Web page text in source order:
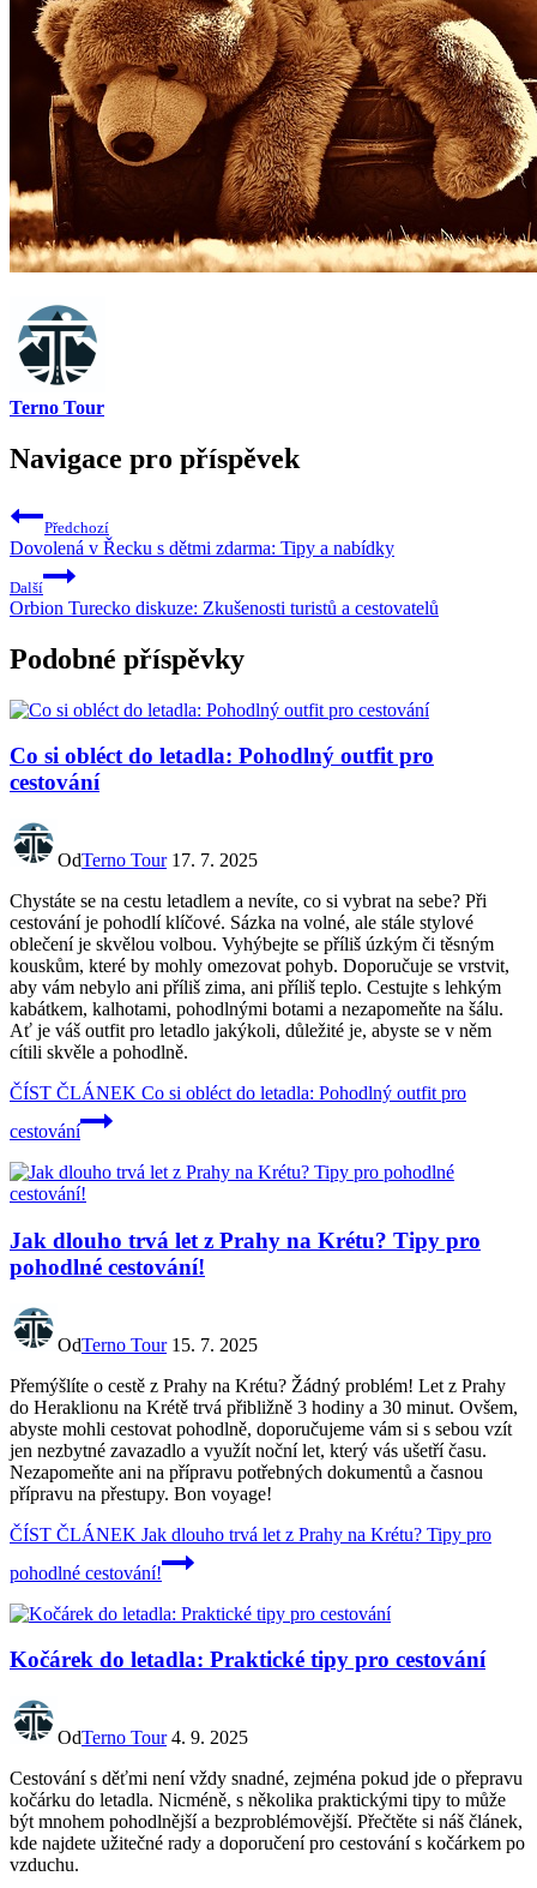
Terno Tour
Navigace pro příspěvek
Předchozí
Dovolená v Řecku s dětmi zdarma: Tipy a nabídky
Další
Orbion Turecko diskuze: Zkušenosti turistů a cestovatelů
Podobné příspěvky
Co si obléct do letadla: Pohodlný outfit pro
cestování
OdTerno Tour 17. 7. 2025
Chystáte se na cestu letadlem a nevíte, co si vybrat na sebe? Při
cestování je pohodlí klíčové. Sázka na volné, ale stále stylové
oblečení je skvělou volbou. Vyhýbejte se příliš úzkým či těsným
kouskům, které by mohly omezovat pohyb. Doporučuje se vrstvit,
aby vám nebylo ani příliš zima, ani příliš teplo. Cestujte s lehkým
kabátkem, kalhotami, pohodlnými botami a nezapomeňte na šálu.
Ať je váš outfit pro letadlo jakýkoli, důležité je, abyste se v něm
cítili skvěle a pohodlně.
ČÍST ČLÁNEK Co si obléct do letadla: Pohodlný outfit pro
cestování
Jak dlouho trvá let z Prahy na Krétu? Tipy pro
pohodlné cestování!
OdTerno Tour 15. 7. 2025
Přemýšlíte o cestě z Prahy na Krétu? Žádný problém! Let z Prahy
do Heraklionu na Krétě trvá přibližně 3 hodiny a 30 minut. Ovšem,
abyste mohli cestovat pohodlně, doporučujeme vám si s sebou vzít
jen nezbytné zavazadlo a využít noční let, který vás ušetří času.
Nezapomeňte ani na přípravu potřebných dokumentů a časnou
přípravu na přestupy. Bon voyage!
ČÍST ČLÁNEK Jak dlouho trvá let z Prahy na Krétu? Tipy pro
pohodlné cestování!
Kočárek do letadla: Praktické tipy pro cestování
OdTerno Tour 4. 9. 2025
Cestování s děťmi není vždy snadné, zejména pokud jde o přepravu
kočárku do letadla. Nicméně, s několika praktickými tipy to může
být mnohem pohodlnější a bezproblémovější. Přečtěte si náš článek,
kde najdete užitečné rady a doporučení pro cestování s kočárkem po
vzduchu.